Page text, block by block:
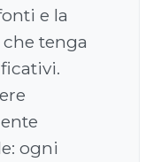
e la
tenga
ogni